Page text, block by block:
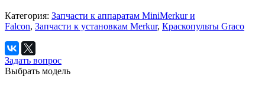
Категория: Запчасти к аппаратам MiniMerkur и
Falcon, Запчасти к установкам Merkur, Краскопульты Graco
Задать вопрос
Выбрать модель